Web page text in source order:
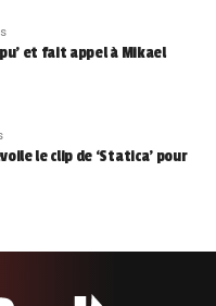
et fait appel à Mikael
le clip de ‘Statica’ pour